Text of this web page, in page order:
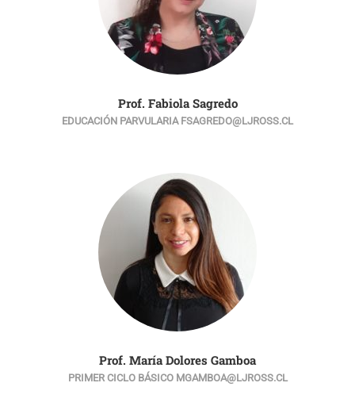
Prof. Fabiola Sagredo
EDUCACIÓN PARVULARIA FSAGREDO@LJROSS.CL
Prof. María Dolores Gamboa
PRIMER CICLO BÁSICO MGAMBOA@LJROSS.CL